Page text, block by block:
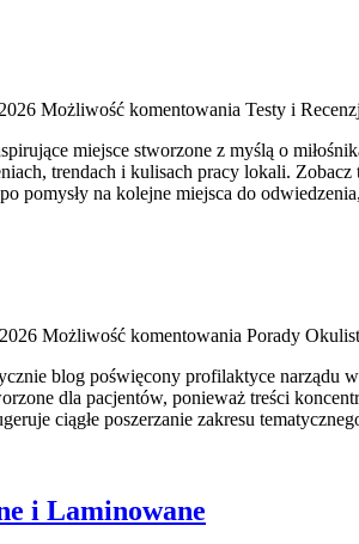
Możliwość komentowania Testy i
miejsce stworzone z myślą o
trendach i kulisach pracy lokali.
pomysły na kolejne miejsca do
Możliwość komentowania Porady
blog poświęcony profilaktyce narządu
dla pacjentów, ponieważ treści
ciągłe poszerzanie zakresu
i Laminowane